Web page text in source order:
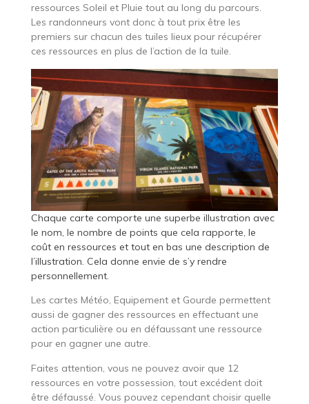
ressources Soleil et Pluie tout au long du parcours.
Les randonneurs vont donc à tout prix être les
premiers sur chacun des tuiles lieux pour récupérer
ces ressources en plus de l’action de la tuile.
Chaque carte comporte une superbe illustration avec
le nom, le nombre de points que cela rapporte, le
coût en ressources et tout en bas une description de
l’illustration. Cela donne envie de s’y rendre
personnellement.
Les cartes Météo, Equipement et Gourde permettent
aussi de gagner des ressources en effectuant une
action particulière ou en défaussant une ressource
pour en gagner une autre.
Faites attention, vous ne pouvez avoir que 12
ressources en votre possession, tout excédent doit
être défaussé. Vous pouvez cependant choisir quelle